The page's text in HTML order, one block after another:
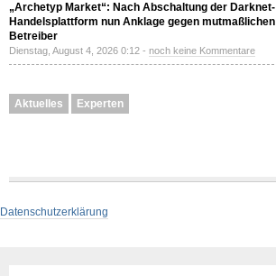
„Archetyp Market“: Nach Abschaltung der Darknet-
Handelsplattform nun Anklage gegen mutmaßlichen
Betreiber
Dienstag, August 4, 2026 0:12 - noch keine Kommentare
Aktuelles Experten
Datenschutzerklärung